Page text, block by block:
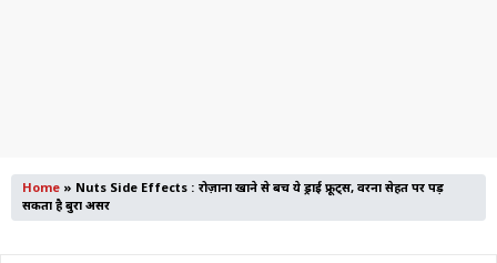
Home » Nuts Side Effects : रोज़ाना खाने से बचें ये ड्राई फ्रूट्स, वरना सेहत पर पड़
सकता है बुरा असर